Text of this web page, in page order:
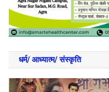
धर्म/ आध्‍यात्‍म/ संस्‍कृति